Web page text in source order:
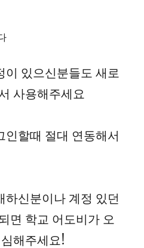
있으신분들도 새로
사용해주세요
할때 절대 연동해서
신분이나 계정 있던
면 학교 어도비가 오
해주세요!